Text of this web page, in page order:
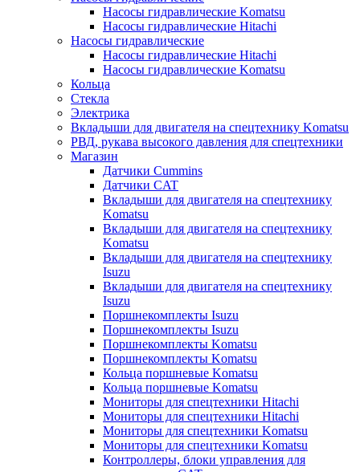
Насосы гидравлические Komatsu
Насосы гидравлические Hitachi
Насосы гидравлические
Насосы гидравлические Hitachi
Насосы гидравлические Komatsu
Кольца
Стекла
Электрика
Вкладыши для двигателя на спецтехнику Komatsu
РВД, рукава высокого давления для спецтехники
Магазин
Датчики Cummins
Датчики CAT
Вкладыши для двигателя на спецтехнику
Komatsu
Вкладыши для двигателя на спецтехнику
Komatsu
Вкладыши для двигателя на спецтехнику
Isuzu
Вкладыши для двигателя на спецтехнику
Isuzu
Поршнекомплекты Isuzu
Поршнекомплекты Isuzu
Поршнекомплекты Komatsu
Поршнекомплекты Komatsu
Кольца поршневые Komatsu
Кольца поршневые Komatsu
Мониторы для спецтехники Hitachi
Мониторы для спецтехники Hitachi
Мониторы для спецтехники Komatsu
Мониторы для спецтехники Komatsu
Контроллеры, блоки управления для